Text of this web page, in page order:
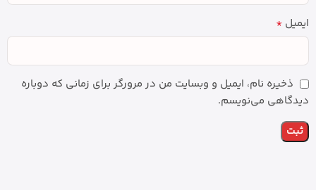
ایمیل *
ذخیره نام، ایمیل و وبسایت من در مرورگر برای زمانی که دوباره
دیدگاهی می‌نویسم.